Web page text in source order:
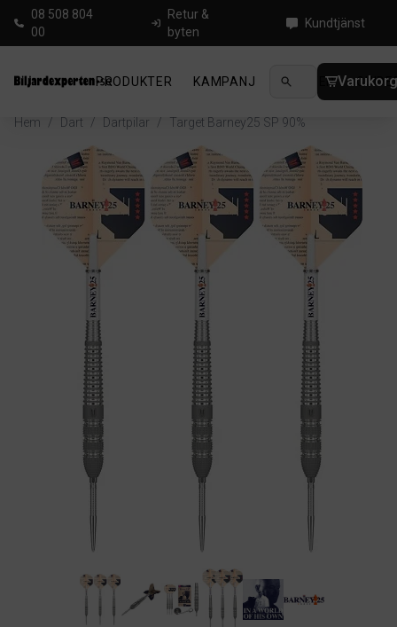
08 508 804
00
Retur &
byten
Kundtjänst
PRODUKTER KAMPANJ NYHETER
Hem / Dart / Dartpilar / Target Barney25 SP 90%